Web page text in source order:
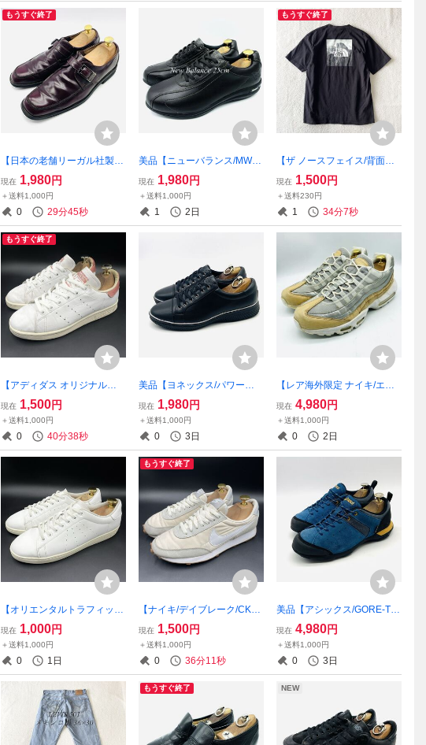
8/3
もうすぐ終了
【日本の老舗リーガル社製/
ケンフォード】高級本革レザ
ー艶感のあるモンクストラッ
プシューズ！バーガンディ/2
5cm/衝撃プライス！6/25
現在 1,980円
＋送料1,000円
0 29分44秒
美品【ニューバランス/MW86
3BR/4E】高品質防水レザー
ウォーキングシューズ！ダー
クブラウン/25cm/衝撃プライ
ス！大人気即完売モデル！7/
現在 1,980円
＋送料1,000円
1 2日
もうすぐ終了
【ザ ノースフェイス/背面ボ
ックスロゴ】ショートスリー
ブハーフドームデジタルスク
エアTシャツ！ブラック/L表
記/衝撃プライス！H98
現在 1,500円
＋送料230円
1 34分6秒
もうすぐ終了
【アディダス オリジナルス/
スタンスミス/S76910】高級
レザースニーカー！ホワイ
ト/ピンク/22cm/衝撃プライ
ス！ヴィンテージ復刻！8/3
現在 1,500円
＋送料1,000円
0 40分37秒
美品【ヨネックス/パワーク
ッション/SHWLC117】高品
質軽量ウォーキングシュー
ズ！サイドジップ/ブラック/
シルバー/25cm/衝撃プライ
ス！8/6
現在 1,980円
＋送料1,000円
0 3日
【レア海外限定 ナイキ/エア
マックス 95 SE PRM W】高
級ハイテクスニーカー！ピュ
アプラチナム/メタリックシ
ルバー/28.5/衝撃プライス！
8/4
現在 4,980円
＋送料1,000円
0 2日
【オリエンタルトラフィッ
ク/NS-0002】高品質レザー
スニーカー！パンチング加
工/ホワイト/25cm/衝撃プラ
イス！ストレスフリーな一
足！7/20
現在 1,000円
＋送料1,000円
0 1日
もうすぐ終了
【ナイキ/デイブレーク/CK23
51-101】高級スエード×ナイ
ロンクラシックスニーカー！
サミットホワイト/アイボリ
ー/24.5cm/衝撃プライス！8/
現在 1,500円
＋送料1,000円
0 36分10秒
美品【アシックス/GORE-TE
X搭載/フィールドウォーカ
ー】高級防水ハイキングシュ
ーズ！マコブルー/23cm/衝撃
プライス！【1293A023】8/6
現在 4,980円
＋送料1,000円
0 3日
もうすぐ終了 NEW